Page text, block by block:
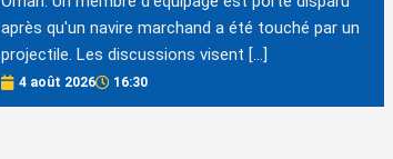
après qu'un navire marchand a été touché par un
projectile. Les discussions visent […]
4 août 2026 16:30